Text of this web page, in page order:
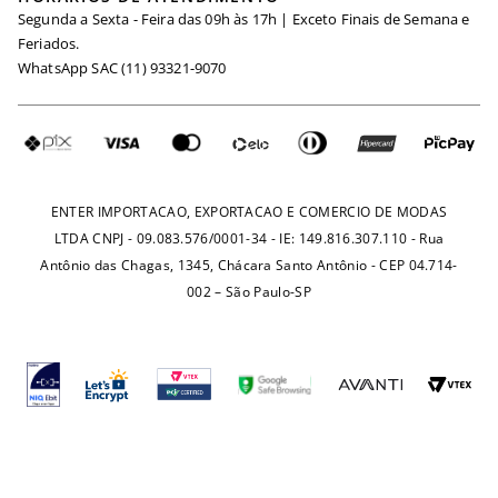
Igualdade Salarial
Requisição de Dados
Trocas
Fretes e Tarifas
Maternidade
Seja um Afiliado
Segunda a Sexta - Feira das 09h às 17h | Exceto Finais de Semana e
Feriados.
WhatsApp SAC (11) 93321-9070
ENTER IMPORTACAO, EXPORTACAO E COMERCIO DE MODAS
LTDA CNPJ - 09.083.576/0001-34 - IE: 149.816.307.110 - Rua
Antônio das Chagas, 1345, Chácara Santo Antônio - CEP 04.714-
002 – São Paulo-SP